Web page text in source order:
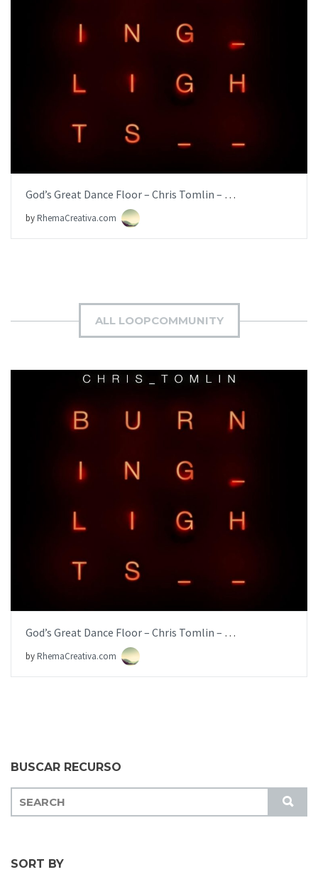
ITEM PRICE:
God’s Great Dance Floor – Chris Tomlin – [iglesia.local]
byRhemaCreativa.com
ALL LOOPCOMMUNITY
ITEM PRICE:
God’s Great Dance Floor – Chris Tomlin – [iglesia.local]
byRhemaCreativa.com
BUSCAR RECURSO
S
U
C
SORT BY